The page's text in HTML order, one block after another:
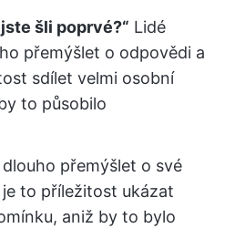
šli poprvé?“ Lidé
přemýšlet o odpovědi a
sdílet velmi osobní
to působilo
přemýšlet o své
to příležitost ukázat
aniž by to bylo